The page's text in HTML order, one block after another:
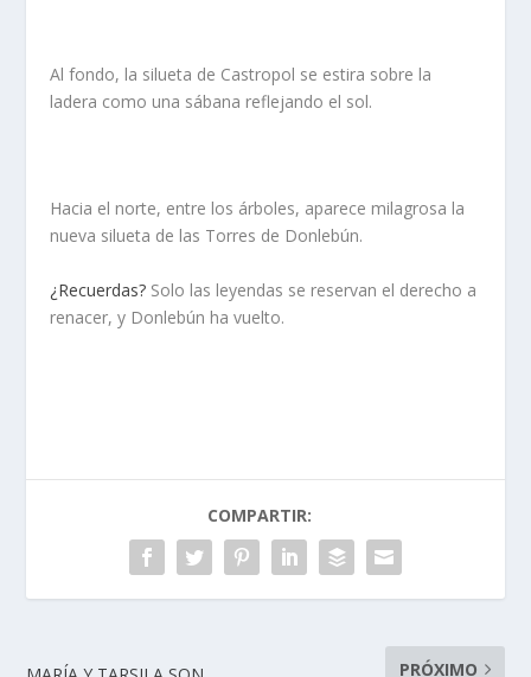
Al fondo, la silueta de Castropol se estira sobre la
ladera como una sábana reflejando el sol.
Hacia el norte, entre los árboles, aparece milagrosa la
nueva silueta de las Torres de Donlebún.
¿Recuerdas? Solo las leyendas se reservan el derecho a
renacer, y Donlebún ha vuelto.
COMPARTIR:
PRÓXIMO